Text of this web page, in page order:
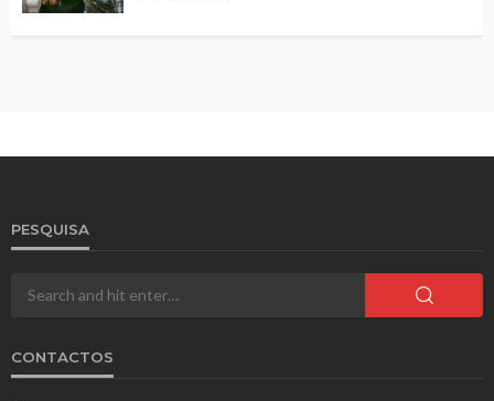
PESQUISA
CONTACTOS